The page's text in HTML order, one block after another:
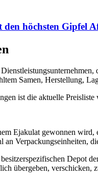
höchsten Gipfel
Samen, Herstellung,
ist die aktuelle
Ejakulat gewonnen
an Verpackungseinheiten,
Depot
übergeben, verschicken,